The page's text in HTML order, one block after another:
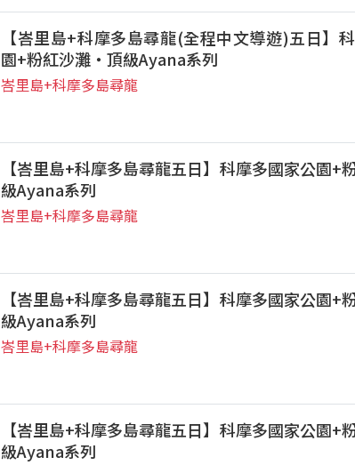
【峇里島+科摩多島尋龍(全程中文導遊)五日】
園+粉紅沙灘‧頂級Ayana系列
峇里島+科摩多島尋龍
【峇里島+科摩多島尋龍五日】科摩多國家公園+
級Ayana系列
峇里島+科摩多島尋龍
【峇里島+科摩多島尋龍五日】科摩多國家公園+
級Ayana系列
峇里島+科摩多島尋龍
【峇里島+科摩多島尋龍五日】科摩多國家公園+
級Ayana系列